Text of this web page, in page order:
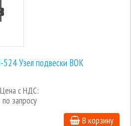
Узел подвески ВОК
Цена с НДС:
по запросу
В корзину